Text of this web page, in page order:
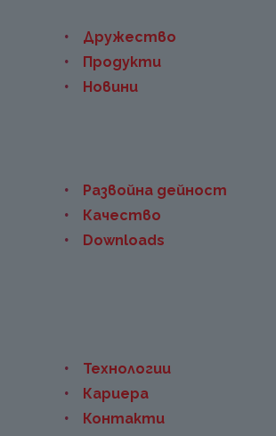
Дружество
Продукти
Новини
Развойна дейност
Качество
Downloads
Технологии
Кариера
Контакти